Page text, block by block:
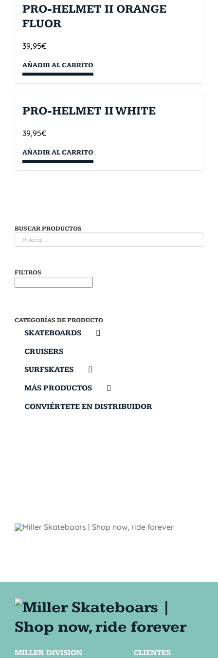
PRO-HELMET II ORANGE
FLUOR
39,95€
AÑADIR AL CARRITO
PRO-HELMET II WHITE
39,95€
AÑADIR AL CARRITO
BUSCAR PRODUCTOS
FILTROS
CATEGORÍAS DE PRODUCTO
SKATEBOARDS
CRUISERS
SURFSKATES
MÁS PRODUCTOS
CONVIÉRTETE EN DISTRIBUIDOR
MILLER DIVISION
CLIENTES